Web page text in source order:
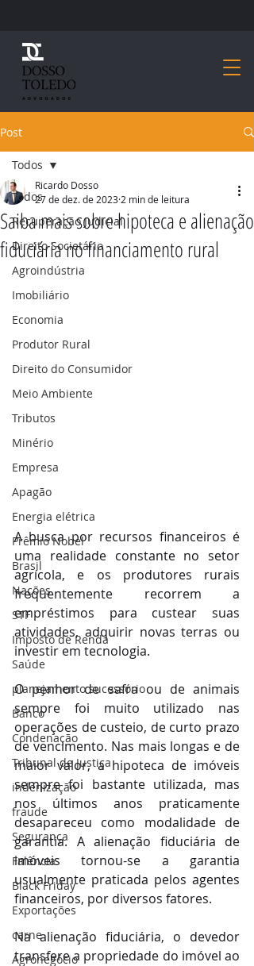
Post
Todos
Recuperação Judicial
Direito Societário
Agroindústria
Imobiliário
Economia
Produtor Rural
Direito do Consumidor
Meio Ambiente
Tributos
Minério
Empresa
Apagão
Energia elétrica
Prêmio Nobel
Brasil
Nações
STF
Imposto de Renda
Saúde
planejamento sucessório
Banco
Condenação
Tribunal de Justiça
indenização
fraude
Segurança
Falência
Black Friday
Exportações
carne
Agronegócio
Todos
Saiba mais sobre hipoteca e alienação
fiduciária no financiamento rural
Ricardo Dosso
27 de dez. de 2023 2 min de leitura
A busca por recursos financeiros é
uma realidade constante no setor
agrícola, e os produtores rurais
frequentemente recorrem a
empréstimos para custear suas
atividades, adquirir novas terras ou
investir em tecnologia.
O penhor de safra ou de animais
sempre foi muito utilizado nas
operações de custeio, de curto prazo
de vencimento. Nas mais longas e de
maior valor, a hipoteca de imóveis
sempre foi bastante utilizada, mas
nos últimos anos praticamente
desapareceu como modalidade de
garantia. A alienação fiduciária de
imóveis tornou-se a garantia
usualmente praticada pelos agentes
financeiros, por diversos fatores.
Na alienação fiduciária, o devedor
transfere a propriedade do imóvel ao